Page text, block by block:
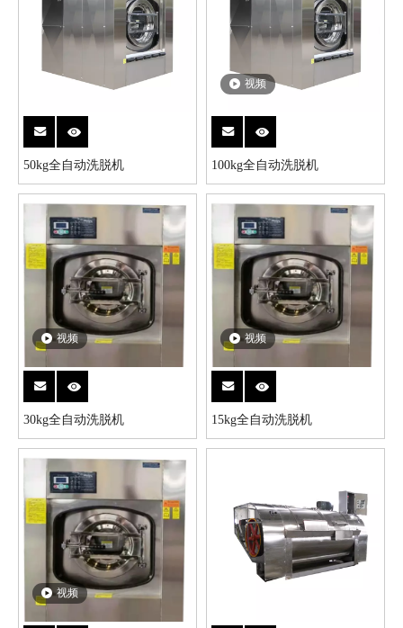
50kg全自动洗脱机
视频
100kg全自动洗脱机
视频
30kg全自动洗脱机
视频
15kg全自动洗脱机
视频